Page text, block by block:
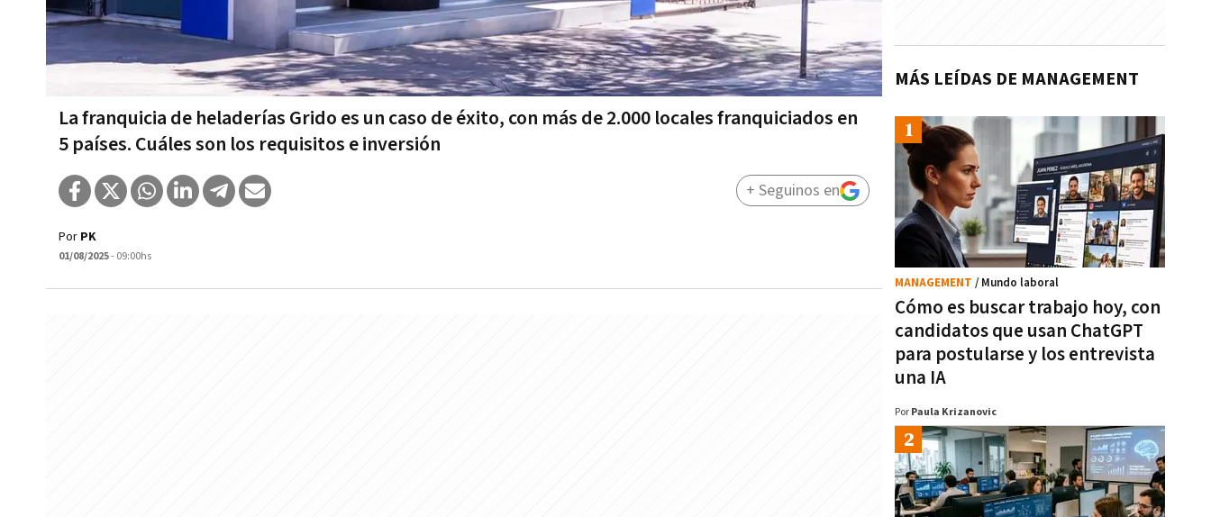
La franquicia de heladerías Grido es un caso de éxito, con más de 2.000 locales franquiciados en
5 países. Cuáles son los requisitos e inversión
Por PK
01/08/2025- 09:00hs
+ Seguinos en
MÁS LEÍDAS DE MANAGEMENT
Cómo es buscar trabajo hoy, con
candidatos que usan ChatGPT
para postularse y los entrevista
una IA
MANAGEMENT / Mundo laboral
Por Paula Krizanovic